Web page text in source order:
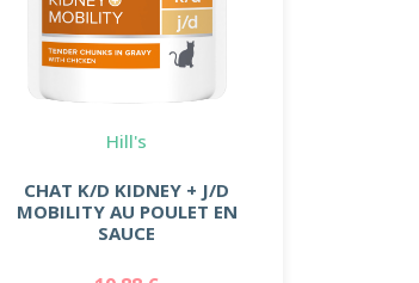
Hill's
CHAT K/D KIDNEY + J/D
MOBILITY AU POULET EN
SAUCE